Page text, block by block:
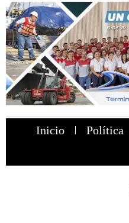
Inicio Política